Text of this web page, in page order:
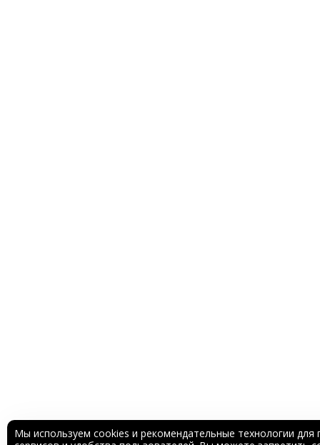
Мы используем cookies и рекомендательные технологии для